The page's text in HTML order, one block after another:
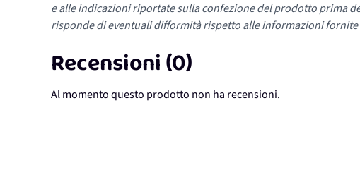
e alle indicazioni riportate sulla confezione del prodotto prima
risponde di eventuali difformità rispetto alle informazioni
Recensioni (0)
Al momento questo prodotto non ha recensioni.